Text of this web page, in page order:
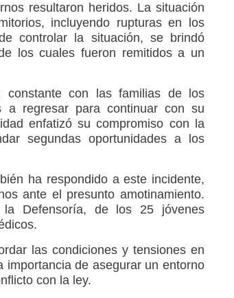
resultaron heridos. La situación
incluyendo rupturas en los
controlar la situación, se brindó
los cuales fueron remitidos a un
constante con las familias de los
a regresar para continuar con su
enfatizó su compromiso con la
segundas oportunidades a los
ha respondido a este incidente,
ante el presunto amotinamiento.
la Defensoría, de los 25 jóvenes
las condiciones y tensiones en
importancia de asegurar un entorno
con la ley.